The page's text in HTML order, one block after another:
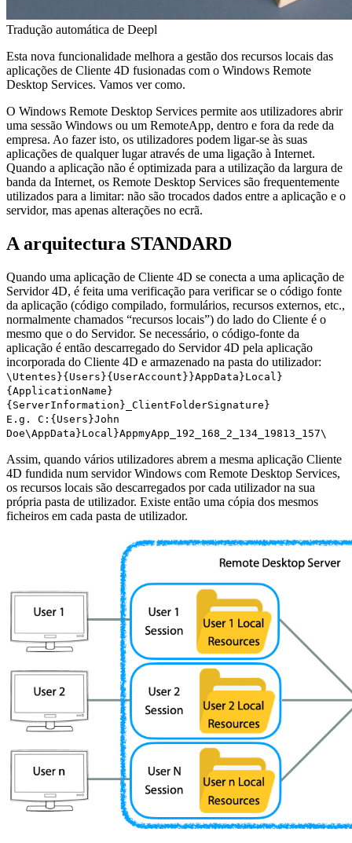
Tradução automática de Deepl
Esta nova funcionalidade melhora a gestão dos recursos locais das
aplicações de Cliente 4D fusionadas com o Windows Remote
Desktop Services. Vamos ver como.
O Windows Remote Desktop Services permite aos utilizadores abrir
uma sessão Windows ou um RemoteApp, dentro e fora da rede da
empresa. Ao fazer isto, os utilizadores podem ligar-se às suas
aplicações de qualquer lugar através de uma ligação à Internet.
Quando a aplicação não é optimizada para a utilização da largura de
banda da Internet, os Remote Desktop Services são frequentemente
utilizados para a limitar: não são trocados dados entre a aplicação e o
servidor, mas apenas alterações no ecrã.
A arquitectura STANDARD
Quando uma aplicação de Cliente 4D se conecta a uma aplicação de
Servidor 4D, é feita uma verificação para verificar se o código fonte
da aplicação (código compilado, formulários, recursos externos, etc.,
normalmente chamados “recursos locais”) do lado do Cliente é o
mesmo que o do Servidor. Se necessário, o código-fonte da
aplicação é então descarregado do Servidor 4D pela aplicação
incorporada do Cliente 4D e armazenado na pasta do utilizador:
\Utentes}{Users}{UserAccount}}AppData}Local}
{ApplicationName}
{ServerInformation}_ClientFolderSignature}
E.g. C:{Users}John
Doe\AppData}Local}AppmyApp_192_168_2_134_19813_157\
Assim, quando vários utilizadores abrem a mesma aplicação Cliente
4D fundida num servidor Windows com Remote Desktop Services,
os recursos locais são descarregados por cada utilizador na sua
própria pasta de utilizador. Existe então uma cópia dos mesmos
ficheiros em cada pasta de utilizador.